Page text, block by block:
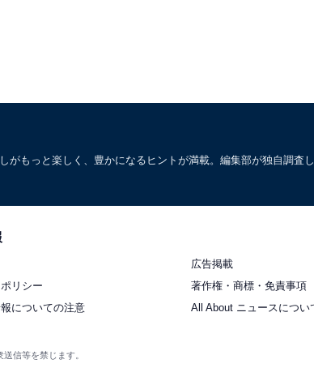
もっと楽しく、豊かになるヒントが満載。編集部が独自調査
広告掲載
リシー
著作権・商標・免責事項
についての注意
All About ニュースについ
信等を禁じます。